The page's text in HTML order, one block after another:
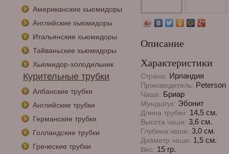
Американские хьюмидоры
Английские хьюмидоры
Итальянские хьюмидоры
Тайваньские хьюмидоры
Хьюмидор-холодильник
Курительные трубки
Албанские трубки
Английские трубки
Германские трубки
Голландские трубки
Греческие трубки
Описание
Характеристики
Страна: Ирландия
Производитель: Peterson
Чаша: Бриар
Мундштук: Эбонит
Длина трубки: 14,5 см.
Высота чаши: 3,6 см.
Глубина чаши: 3,0 см.
Диаметр чаши: 1,5 см.
Вес: 15 гр.